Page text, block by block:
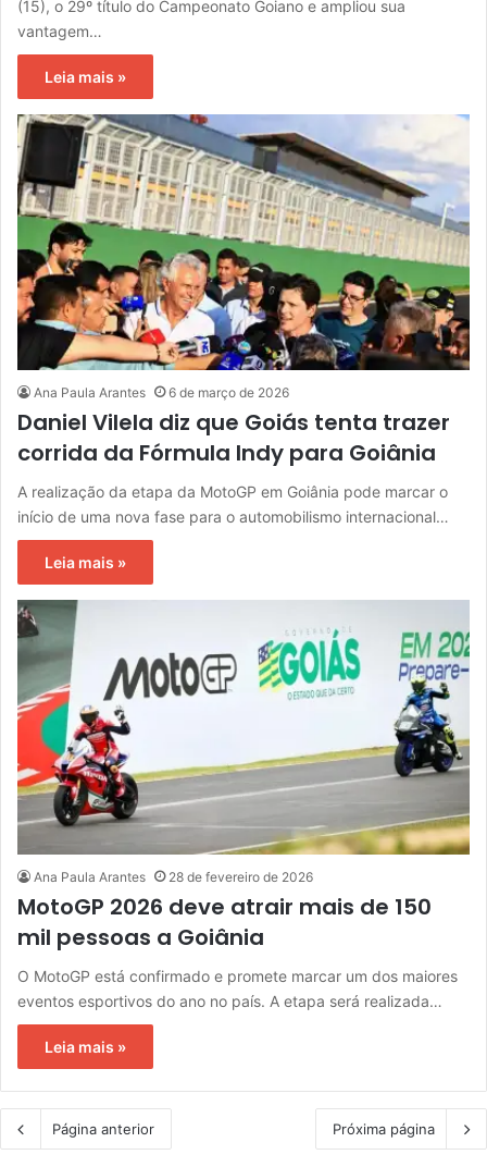
(15), o 29º título do Campeonato Goiano e ampliou sua
vantagem…
Leia mais »
Ana Paula Arantes 6 de março de 2026
Daniel Vilela diz que Goiás tenta trazer
corrida da Fórmula Indy para Goiânia
A realização da etapa da MotoGP em Goiânia pode marcar o
início de uma nova fase para o automobilismo internacional…
Leia mais »
Ana Paula Arantes 28 de fevereiro de 2026
MotoGP 2026 deve atrair mais de 150
mil pessoas a Goiânia
O MotoGP está confirmado e promete marcar um dos maiores
eventos esportivos do ano no país. A etapa será realizada…
Leia mais »
Página anterior Próxima página